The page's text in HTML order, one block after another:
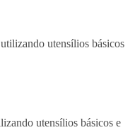
utensílios básicos e